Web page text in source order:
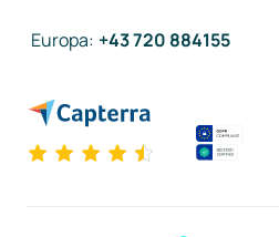
Europa: +43 720 884155